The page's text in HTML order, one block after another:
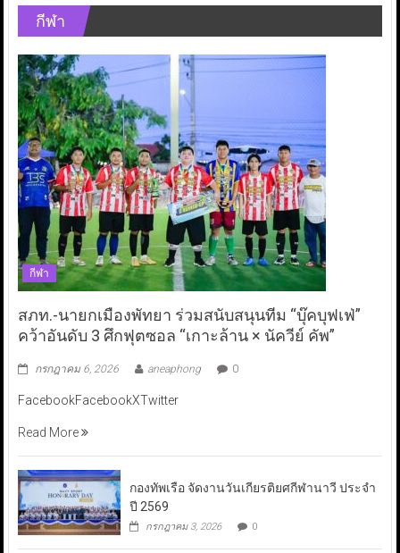
กีฬา
กีฬา
สภท.-นายกเมืองพัทยา ร่วมสนับสนุนทีม “บุ๊คบุฟเฟ่”
คว้าอันดับ 3 ศึกฟุตซอล “เกาะล้าน × นัควีย์ คัพ”
กรกฎาคม 6, 2026 aneaphong 0
FacebookFacebookXTwitter
Read More
กองทัพเรือ จัดงานวันเกียรติยศกีฬานาวี ประจำ
ปี 2569
กรกฎาคม 3, 2026 0